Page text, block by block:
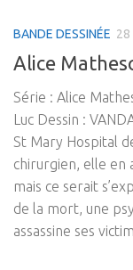
BANDE DESSINÉE 28
Alice
Série : Alice
Luc Dessin :
St Mary Hospital
chirurgien, elle en
mais ce serait
de la mort, une
assassine ses